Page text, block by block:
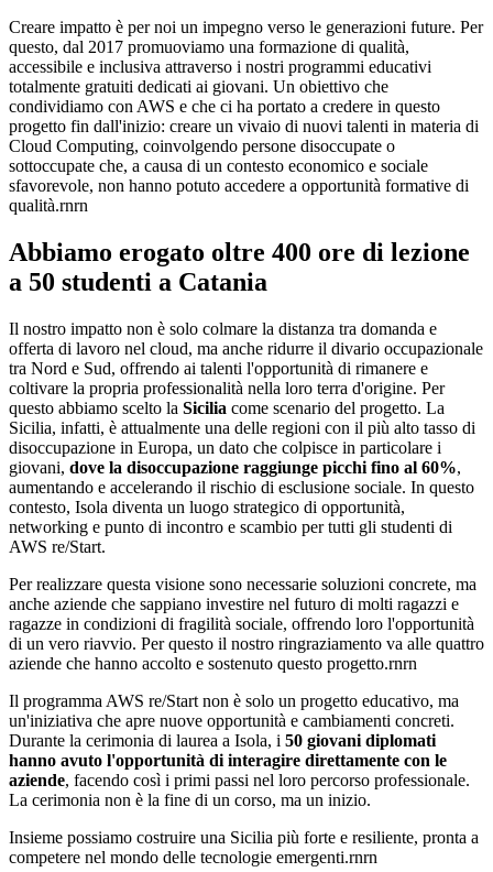
Creare impatto è per noi un impegno verso le generazioni future. Per
questo, dal 2017 promuoviamo una formazione di qualità,
accessibile e inclusiva attraverso i nostri programmi educativi
totalmente gratuiti dedicati ai giovani. Un obiettivo che
condividiamo con AWS e che ci ha portato a credere in questo
progetto fin dall'inizio: creare un vivaio di nuovi talenti in materia di
Cloud Computing, coinvolgendo persone disoccupate o
sottoccupate che, a causa di un contesto economico e sociale
sfavorevole, non hanno potuto accedere a opportunità formative di
qualità.rnrn
Abbiamo erogato oltre 400 ore di lezione
a 50 studenti a Catania
Il nostro impatto non è solo colmare la distanza tra domanda e
offerta di lavoro nel cloud, ma anche ridurre il divario occupazionale
tra Nord e Sud, offrendo ai talenti l'opportunità di rimanere e
coltivare la propria professionalità nella loro terra d'origine. Per
questo abbiamo scelto la Sicilia come scenario del progetto. La
Sicilia, infatti, è attualmente una delle regioni con il più alto tasso di
disoccupazione in Europa, un dato che colpisce in particolare i
giovani, dove la disoccupazione raggiunge picchi fino al 60%,
aumentando e accelerando il rischio di esclusione sociale. In questo
contesto, Isola diventa un luogo strategico di opportunità,
networking e punto di incontro e scambio per tutti gli studenti di
AWS re/Start.
Per realizzare questa visione sono necessarie soluzioni concrete, ma
anche aziende che sappiano investire nel futuro di molti ragazzi e
ragazze in condizioni di fragilità sociale, offrendo loro l'opportunità
di un vero riavvio. Per questo il nostro ringraziamento va alle quattro
aziende che hanno accolto e sostenuto questo progetto.rnrn
Il programma AWS re/Start non è solo un progetto educativo, ma
un'iniziativa che apre nuove opportunità e cambiamenti concreti.
Durante la cerimonia di laurea a Isola, i 50 giovani diplomati
hanno avuto l'opportunità di interagire direttamente con le
aziende, facendo così i primi passi nel loro percorso professionale.
La cerimonia non è la fine di un corso, ma un inizio.
Insieme possiamo costruire una Sicilia più forte e resiliente, pronta a
competere nel mondo delle tecnologie emergenti.rnrn